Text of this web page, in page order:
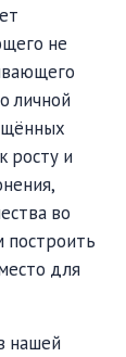
не
личной
росту и
во
для
нашей